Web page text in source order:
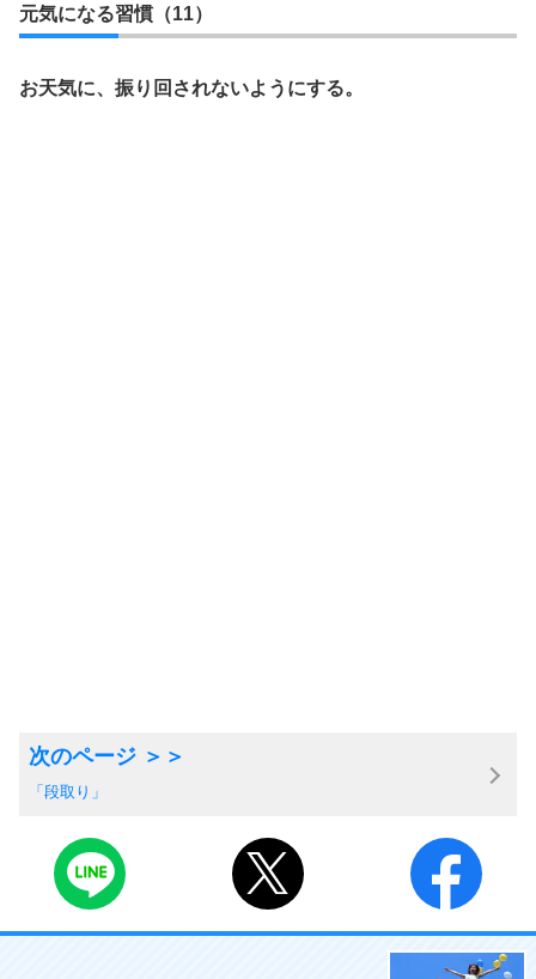
元気になる習慣（11）
お天気に、振り回されないようにする。
「段取り」